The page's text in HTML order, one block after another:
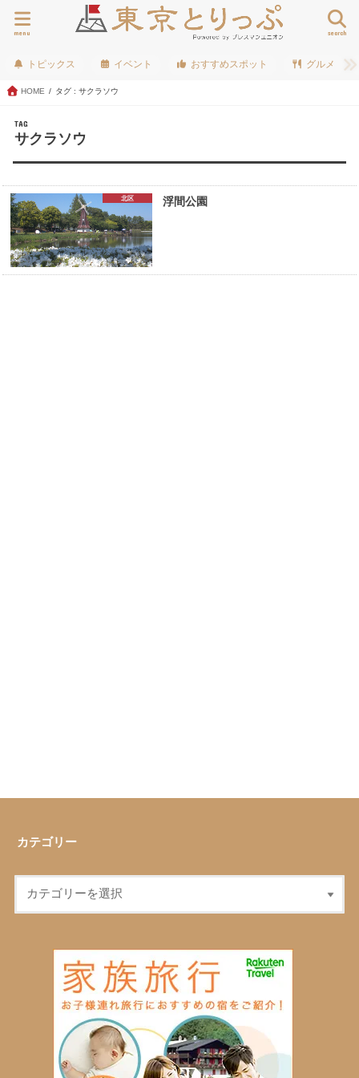
search
menu
トピックス イベント おすすめスポット グルメ
HOME タグ : サクラソウ
TAG
サクラソウ
北区 浮間公園
カテゴリー